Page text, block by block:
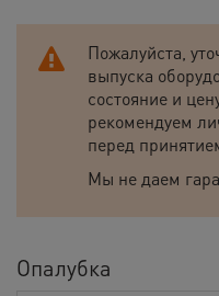
Пожалуйста,
выпуска
состояние и
рекомендуем
перед
Мы не даем
Опалубка